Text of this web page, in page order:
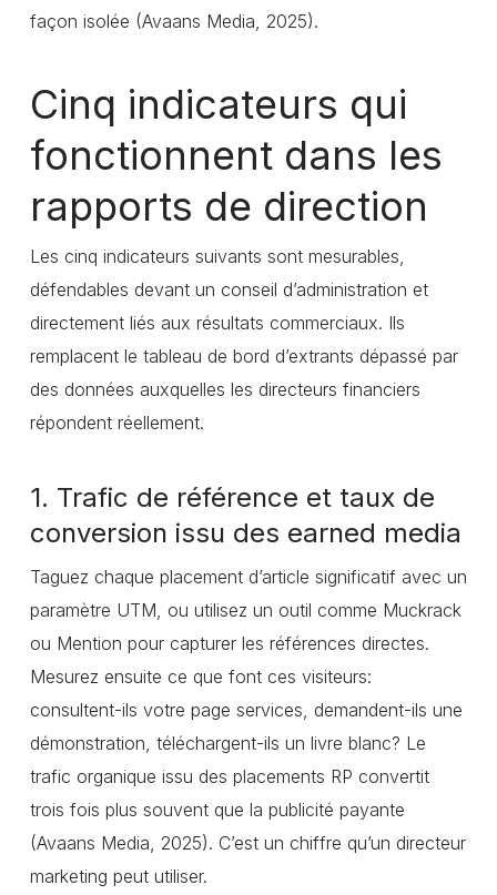
façon isolée (Avaans Media, 2025).
Cinq indicateurs qui
fonctionnent dans les
rapports de direction
Les cinq indicateurs suivants sont mesurables,
défendables devant un conseil d’administration et
directement liés aux résultats commerciaux. Ils
remplacent le tableau de bord d’extrants dépassé par
des données auxquelles les directeurs financiers
répondent réellement.
1. Trafic de référence et taux de
conversion issu des earned media
Taguez chaque placement d’article significatif avec un
paramètre UTM, ou utilisez un outil comme Muckrack
ou Mention pour capturer les références directes.
Mesurez ensuite ce que font ces visiteurs:
consultent-ils votre page services, demandent-ils une
démonstration, téléchargent-ils un livre blanc? Le
trafic organique issu des placements RP convertit
trois fois plus souvent que la publicité payante
(Avaans Media, 2025). C’est un chiffre qu’un directeur
marketing peut utiliser.